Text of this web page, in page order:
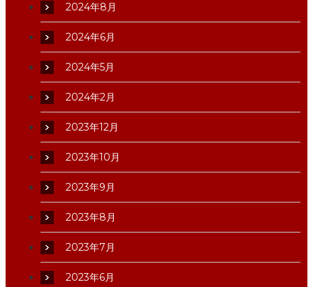
2024年8月
2024年6月
2024年5月
2024年2月
2023年12月
2023年10月
2023年9月
2023年8月
2023年7月
2023年6月